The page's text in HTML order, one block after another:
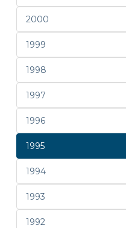
2000
1999
1998
1997
1996
1995
1994
1993
1992